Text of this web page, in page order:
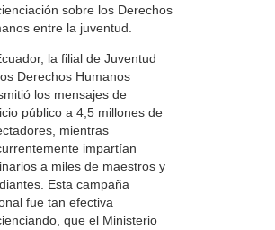
sobre los Derechos
entre la juventud.
la filial de Juventud
Derechos Humanos
los mensajes de
público a 4,5 millones de
mientras
impartían
a miles de maestros y
Esta campaña
fue tan efectiva
que el Ministerio